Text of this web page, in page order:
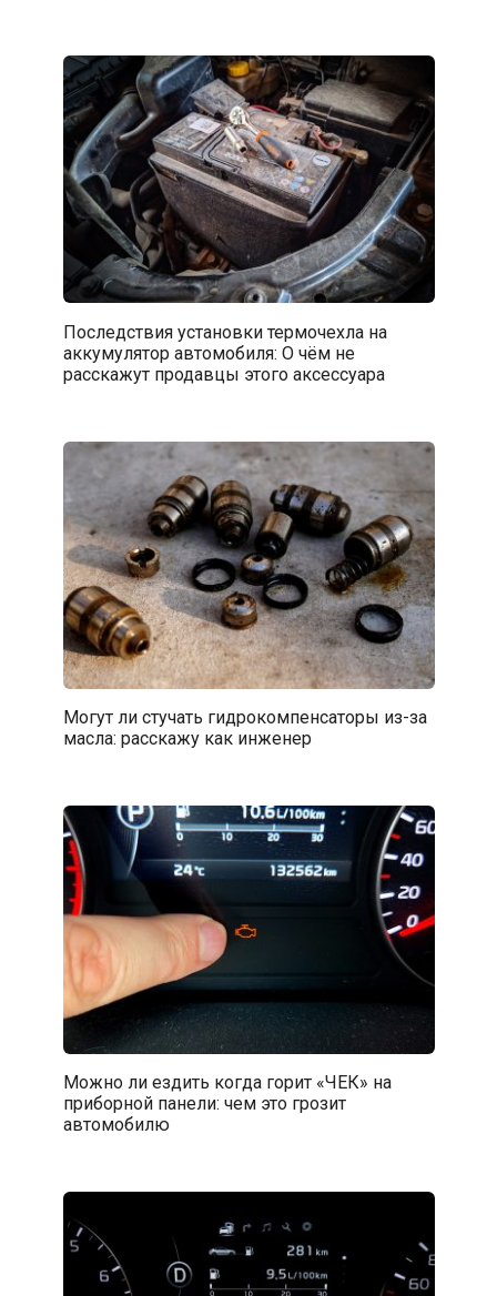
Последствия установки термочехла на
аккумулятор автомобиля: О чём не
расскажут продавцы этого аксессуара
Могут ли стучать гидрокомпенсаторы из-за
масла: расскажу как инженер
Можно ли ездить когда горит «ЧЕК» на
приборной панели: чем это грозит
автомобилю